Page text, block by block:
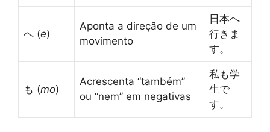
へ (e)
Aponta a direção de um
movimento
日本へ
行きま
す。
も (mo)
Acrescenta “também”
ou “nem” em negativas
私も学
生で
す。